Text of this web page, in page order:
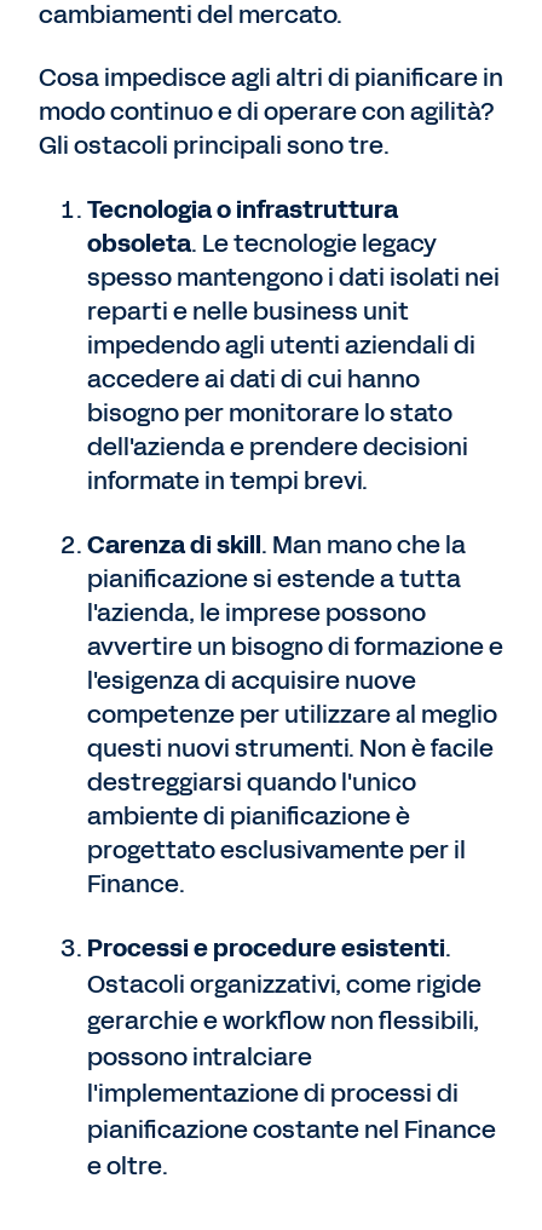
cambiamenti del mercato.
Cosa impedisce agli altri di pianificare in
modo continuo e di operare con agilità?
Gli ostacoli principali sono tre.
Tecnologia o infrastruttura
obsoleta. Le tecnologie legacy
spesso mantengono i dati isolati nei
reparti e nelle business unit
impedendo agli utenti aziendali di
accedere ai dati di cui hanno
bisogno per monitorare lo stato
dell'azienda e prendere decisioni
informate in tempi brevi.
Carenza di skill. Man mano che la
pianificazione si estende a tutta
l'azienda, le imprese possono
avvertire un bisogno di formazione e
l'esigenza di acquisire nuove
competenze per utilizzare al meglio
questi nuovi strumenti. Non è facile
destreggiarsi quando l'unico
ambiente di pianificazione è
progettato esclusivamente per il
Finance.
Processi e procedure esistenti.
Ostacoli organizzativi, come rigide
gerarchie e workflow non flessibili,
possono intralciare
l'implementazione di processi di
pianificazione costante nel Finance
e oltre.